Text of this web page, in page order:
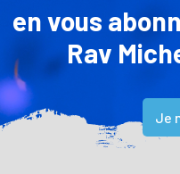
en vous
Rav
Je